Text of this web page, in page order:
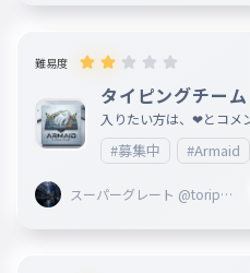
難易度
タイピングチ
望者募集！！！
入りたい方は、❤とコメ
#募集中 #Armaid
スーパーグレート @toripro